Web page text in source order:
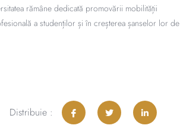
rămâne dedicată promovării mobilității
a studenților și în creșterea șanselor lor de
Distribuie :